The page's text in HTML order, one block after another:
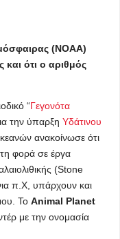
(NOAA)
ότι ο αριθμός
“Γεγονότα
την ύπαρξη Υδάτινου
ανακοίνωσε ότι
φορά σε έργα
(Stone
π.Χ, υπάρχουν και
Το Animal Planet
με την ονομασία